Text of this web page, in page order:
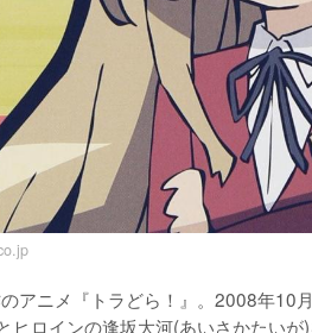
アニメ『トラどら！』。2008年10
ヒロインの逢坂大河(あいさかたいが